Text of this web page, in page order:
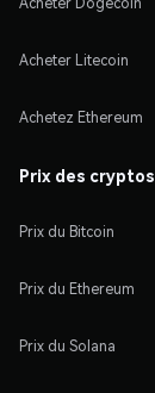
Acheter Litecoin
Achetez Ethereum
Prix des cryptos
Prix du Bitcoin
Prix du Ethereum
Prix du Solana